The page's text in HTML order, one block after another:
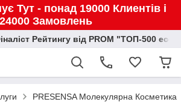
Тут - понад 19000 Клиентів і
24000 Замовлень
Рейтингу від PROM "ТОП-500
PRESENSA Молекулярна Косметика